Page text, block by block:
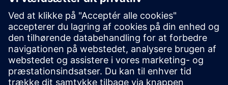
luftfart
Inden for luftfartsindustrien optimerer løsningen
termoformning af indvendige og ikke-strukturelle dele ved
at simulere temperatur og formningsadfærd, reducere
prøve-og-fejl og understøtte ensartet kvalitet under